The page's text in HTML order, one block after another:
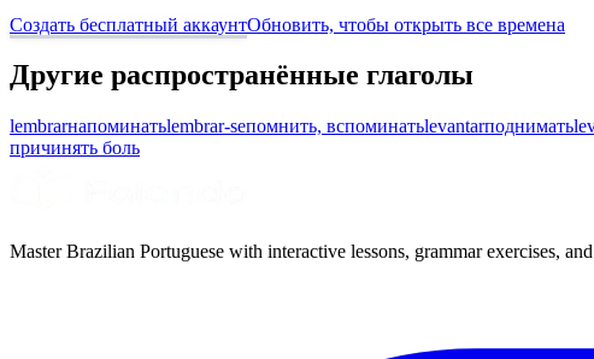
Создать бесплатный аккаунтОбновить, чтобы открыть все времена
Другие распространённые глаголы
lembrarнапоминатьlembrar-seпомнить, вспоминатьlevantarподнимать
причинять боль
Master Brazilian Portuguese with interactive lessons, grammar exercises,